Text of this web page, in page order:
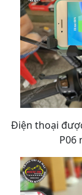
Điện thoại
P06